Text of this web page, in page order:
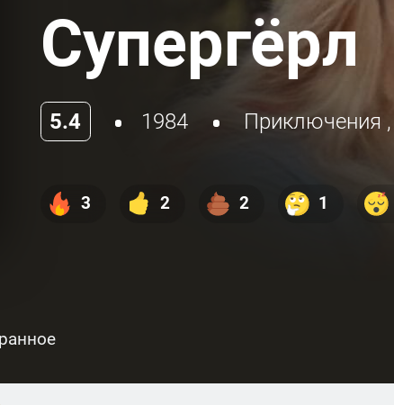
Супергёрл
5.4 1984 Приключения ,
3 2 2 1